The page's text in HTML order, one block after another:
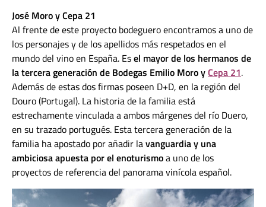
José Moro yCepa 21
Al frente de este proyecto bodeguero encontramos a uno de
los personajes y de los apellidos más respetados en el
mundo del vino en España. Esel mayor de los hermanos de
la tercera generación de Bodegas Emilio Moro yCepa 21.
Además de estas dos firmas poseen D+D, en la región del
Douro (Portugal). La historia de la familia está
estrechamente vinculada a ambos márgenes del río Duero,
en su trazado portugués. Esta tercera generación de la
familia ha apostado por añadir lavanguardia y una
ambiciosa apuesta por el enoturismoa uno de los
proyectos de referencia del panorama vinícola español.